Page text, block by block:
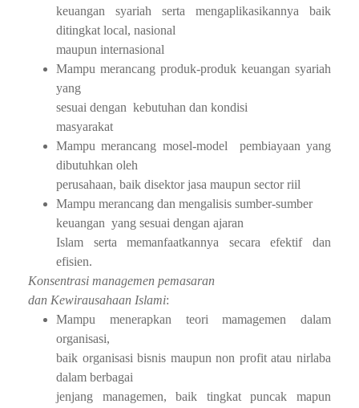
keuangan syariah serta mengaplikasikannya baik
ditingkat local, nasional
maupun internasional
Mampu merancang produk-produk keuangan syariah
yang
sesuai dengan kebutuhan dan kondisi
masyarakat
Mampu merancang mosel-model
pembiayaan yang
dibutuhkan oleh
perusahaan, baik disektor jasa maupun sector riil
Mampu merancang dan mengalisis sumber-sumber
keuangan yang sesuai dengan ajaran
Islam serta memanfaatkannya secara efektif dan
efisien.
Konsentrasi managemen pemasaran
dan Kewirausahaan Islami:
Mampu menerapkan teori mamagemen dalam
organisasi,
baik organisasi bisnis maupun non profit atau nirlaba
dalam berbagai
jenjang managemen, baik tingkat puncak mapun